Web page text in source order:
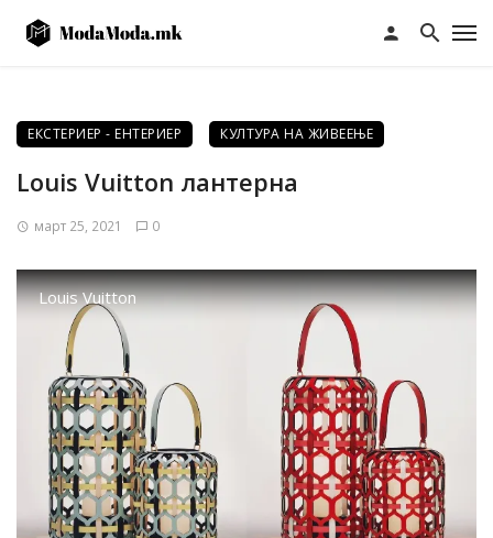
ЕКСТЕРИЕР - ЕНТЕРИЕР КУЛТУРА НА ЖИВЕЕЊЕ
Louis Vuitton лантерна
март 25, 2021 0
Louis Vuitton